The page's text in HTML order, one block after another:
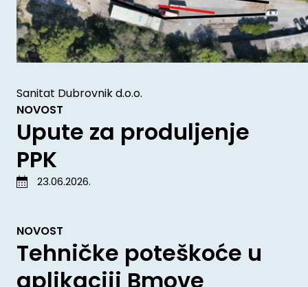
Sanitat Dubrovnik d.o.o.
NOVOST
Upute za produljenje
PPK
23.06.2026.
NOVOST
Tehničke poteškoće u
aplikaciji Bmove